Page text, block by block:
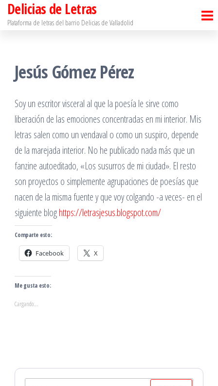
SaltarDelicias de Letras
Plataforma de letras del barrio Delicias de Valladolid
Jesús Gómez Pérez
Soy un escritor visceral al que la poesía le sirve como
liberación de las emociones concentradas en mi interior. Mis
letras salen como un vendaval o como un suspiro, depende
de la marejada interior. No he publicado nada más que un
fanzine autoeditado, «Los susurros de mi ciudad». El resto
son proyectos o simplemente agrupaciones de poesías que
nacen de la misma fuente y que voy colgando -a veces- en el
siguiente bloghttps://letrasjesus.blogspot.com/
Comparte esto:
Facebook X
Me gusta esto:
Cargando...